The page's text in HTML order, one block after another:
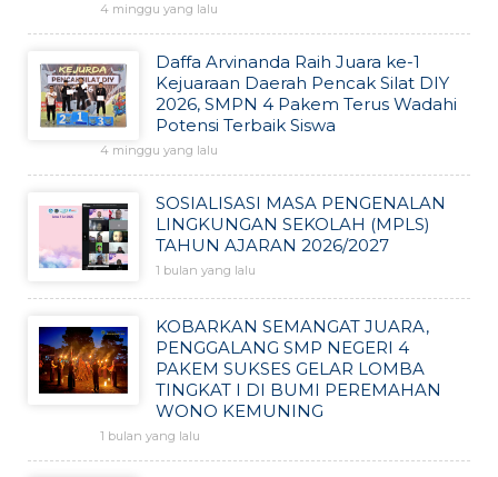
4 minggu yang lalu
Daffa Arvinanda Raih Juara ke-1
Kejuaraan Daerah Pencak Silat DIY
2026, SMPN 4 Pakem Terus Wadahi
Potensi Terbaik Siswa
4 minggu yang lalu
SOSIALISASI MASA PENGENALAN
LINGKUNGAN SEKOLAH (MPLS)
TAHUN AJARAN 2026/2027
1 bulan yang lalu
KOBARKAN SEMANGAT JUARA,
PENGGALANG SMP NEGERI 4
PAKEM SUKSES GELAR LOMBA
TINGKAT I DI BUMI PEREMAHAN
WONO KEMUNING
1 bulan yang lalu